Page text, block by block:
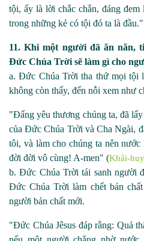
tội, ấy là lời chắc chắn, đáng
trong những kẻ có tội đó ta là đầu."
11. Khi một người đã ăn năn,
Đức Chúa Trời sẽ làm gì cho
a. Đức Chúa Trời tha thứ mọi tội
không còn thấy, đến nỗi xem như
"Đấng yêu thương chúng ta, đã
của Đức Chúa Trời và Cha Ngài,
tôi, và làm cho chúng ta nên
đời đời vô cùng! A-men" (Khải-
b. Đức Chúa Trời tái sanh người
Đức Chúa Trời làm chết bản
người bản chất mới.
"Đức Chúa Jêsus đáp rằng: Quả